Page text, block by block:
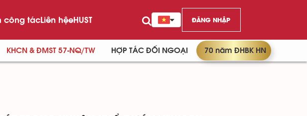
công tácLiên hệeHUST ĐĂNG NHẬP
KHCN & ĐMST 57-NQ/TW HỢP TÁC ĐỐI NGOẠI 70 năm ĐHBK HN